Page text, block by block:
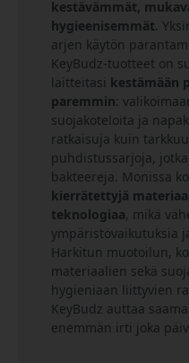
kestävämmät,
hygieenisemmät.
arjen käytön
KeyBudz-tuotteet on
laitteitasi kestämään
paremmin:
suojakoteloita ja
ratkaisuja kuin
puhdistussarjoja,
bakteereja. Monissa
kierrätettyjä
teknologiaa, mikä
ympäristövaikutuksia
Harkitun muotoilun,
materiaalien sekä
hygieniaan liittyvien
KeyBudz auttaa
enemmän irti joka